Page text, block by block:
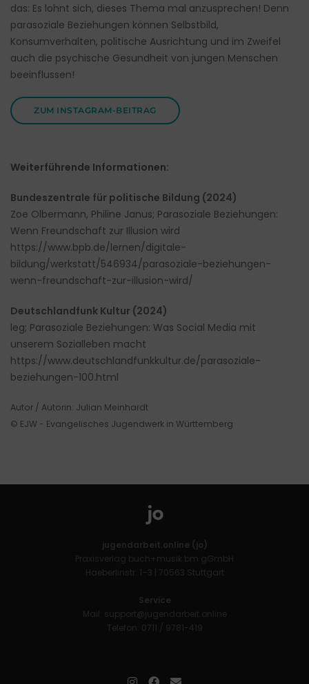
das: Es lohnt sich, dieses Thema mal anzusprechen! Denn
parasoziale Beziehungen können Selbstbild,
Konsumverhalten, politische Ausrichtung und im Zweifel
auch die psychische Gesundheit von jungen Menschen
beeinflussen!
ZUM INSTAGRAM-BEITRAG
Weiterführende Informationen:
Bundeszentrale für politische Bildung (2024)
Zoe Olbermann, Philine Janus; Parasoziale Beziehungen:
Wenn Freundschaft zur Illusion wird
https://www.bpb.de/lernen/digitale-
bildung/werkstatt/546934/parasoziale-beziehungen-
wenn-freundschaft-zur-illusion-wird/
Deutschlandfunk Kultur (2024)
leg; Parasoziale Beziehungen: Was Social Media mit
unserem Sozialleben macht
https://www.deutschlandfunkkultur.de/parasoziale-
beziehungen-100.html
Autor / Autorin: Julian Meinhardt
© EJW - Evangelisches Jugendwerk in Württemberg
jugendarbeit.online (jo)
Praxisverlag buch+musik bm gGmbH
Haeberlinstr. 1–3 | 70563 Stuttgart
Service
Mail: support@jugendarbeit.online
Telefon: 0711 / 9781-419